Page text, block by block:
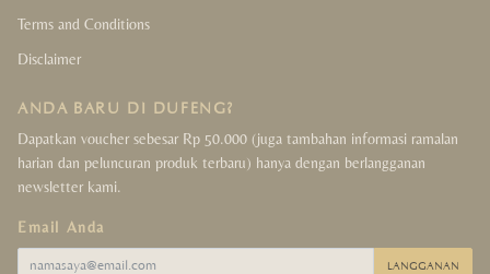
Terms and Conditions
Disclaimer
ANDA BARU DI DUFENG?
Dapatkan voucher sebesar Rp 50.000 (juga tambahan informasi ramalan
harian dan peluncuran produk terbaru) hanya dengan berlangganan
newsletter kami.
Email Anda
LANGGANAN